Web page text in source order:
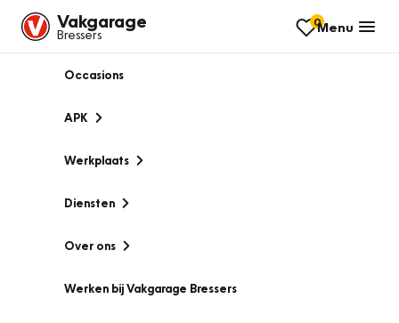
Vakgarage
Bressers
0Menu
Occasions
APK
Werkplaats
Diensten
Over ons
Werken bij Vakgarage Bressers